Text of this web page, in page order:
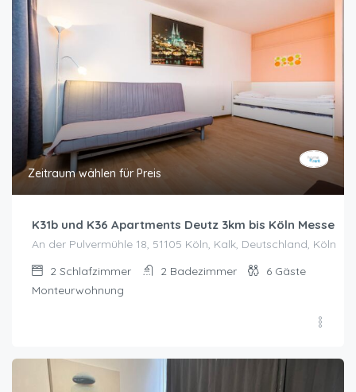
Zeitraum wählen für Preis
K31b und K36 Apartments Deutz 3km bis Köln Messe
An der Pulvermühle 18, 51105 Köln, Kalk, Deutschland, Köln
2 Schlafzimmer 2 Badezimmer 6 Gäste
Monteurwohnung